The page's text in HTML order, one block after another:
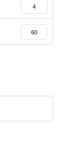
4
60